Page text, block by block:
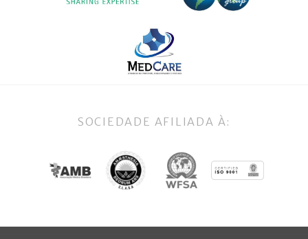
SOCIEDADE AFILIADA À: